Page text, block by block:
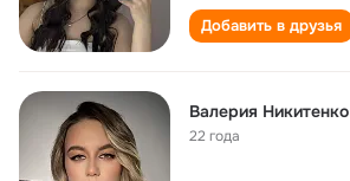
Добавить в друзья
Валерия Никитенко
22 года